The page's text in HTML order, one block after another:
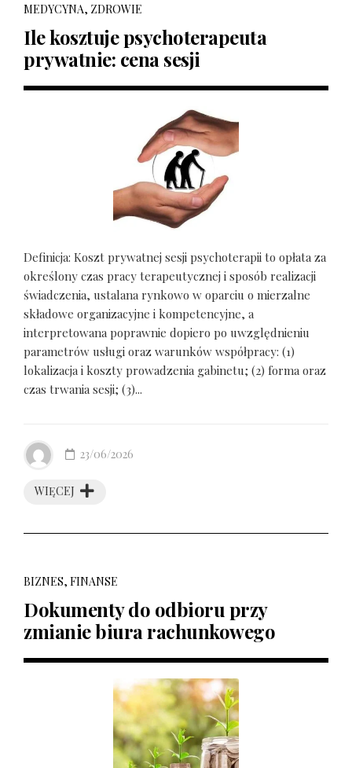
MEDYCYNA, ZDROWIE
Ile kosztuje psychoterapeuta
prywatnie: cena sesji
Definicja: Koszt prywatnej sesji psychoterapii to opłata za
określony czas pracy terapeutycznej i sposób realizacji
świadczenia, ustalana rynkowo w oparciu o mierzalne
składowe organizacyjne i kompetencyjne, a
interpretowana poprawnie dopiero po uwzględnieniu
parametrów usługi oraz warunków współpracy: (1)
lokalizacja i koszty prowadzenia gabinetu; (2) forma oraz
czas trwania sesji; (3)...
WIĘCEJ
23/06/2026
BIZNES, FINANSE
Dokumenty do odbioru przy
zmianie biura rachunkowego